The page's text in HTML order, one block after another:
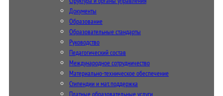
Документы
Образование
Образовательные стандарты
Руководство
Педагогический состав
Международное сотрудничество
Материально-техническое обеспечение
Стипендии и мат. поддержка
Платные образовательные услуги